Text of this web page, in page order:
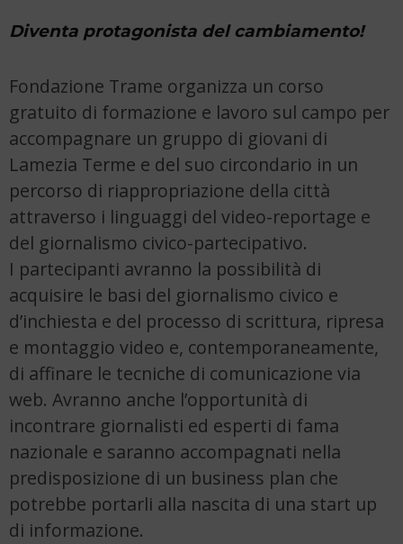
Diventa protagonista del cambiamento!
Fondazione Trame organizza un corso
gratuito di formazione e lavoro sul campo per
accompagnare un gruppo di giovani di
Lamezia Terme e del suo circondario in un
percorso di riappropriazione della città
attraverso i linguaggi del video-reportage e
del giornalismo civico-partecipativo.
I partecipanti avranno la possibilità di
acquisire le basi del giornalismo civico e
d’inchiesta e del processo di scrittura, ripresa
e montaggio video e, contemporaneamente,
di affinare le tecniche di comunicazione via
web. Avranno anche l’opportunità di
incontrare giornalisti ed esperti di fama
nazionale e saranno accompagnati nella
predisposizione di un business plan che
potrebbe portarli alla nascita di una start up
di informazione.